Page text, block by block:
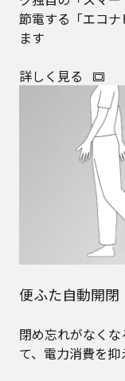
節電する「エコ
ます
詳しく見る
便ふた自動開閉
閉め忘れがなく
て、電力消費を